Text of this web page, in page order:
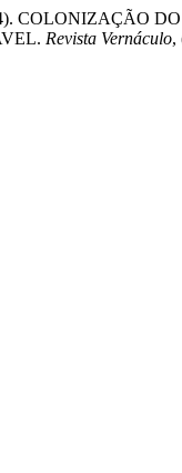
Revista Vernáculo,